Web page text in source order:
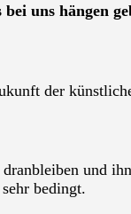
uns hängen
der
und
bedingt.